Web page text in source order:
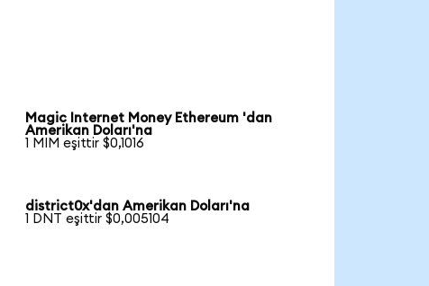
Magic Internet Money Ethereum 'dan
Amerikan Doları'na
1 MIM eşittir $0,1016
district0x'dan Amerikan Doları'na
1 DNT eşittir $0,005104